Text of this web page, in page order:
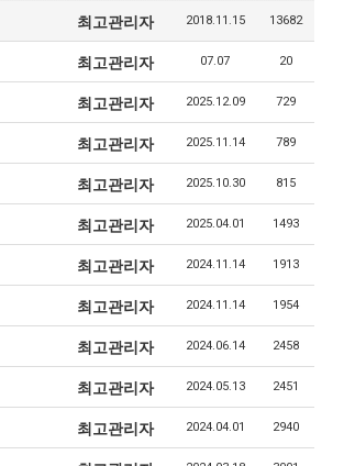
최고관리자 2018.11.15 13682
최고관리자 07.07 20
최고관리자 2025.12.09 729
최고관리자 2025.11.14 789
최고관리자 2025.10.30 815
최고관리자 2025.04.01 1493
최고관리자 2024.11.14 1913
최고관리자 2024.11.14 1954
최고관리자 2024.06.14 2458
최고관리자 2024.05.13 2451
최고관리자 2024.04.01 2940